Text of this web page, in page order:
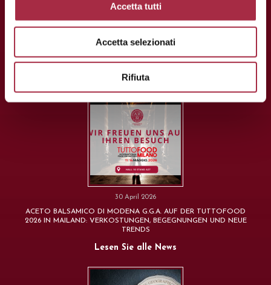
Accetta tutti
Accetta selezionati
Rifiuta
30 April 2026
ACETO BALSAMICO DI MODENA G.G.A. AUF DER TUTTOFOOD
2026 IN MAILAND: VERKOSTUNGEN, BEGEGNUNGEN UND NEUE
TRENDS
Lesen Sie alle News